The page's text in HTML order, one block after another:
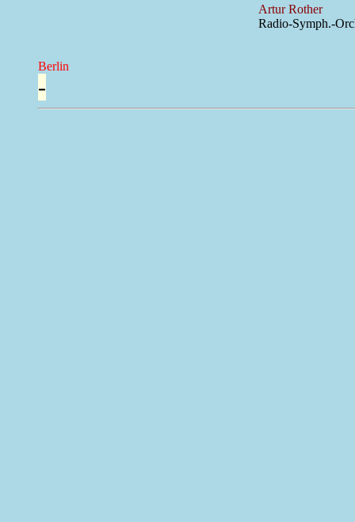
Artur Rother
Radio-Symph.-
Berlin
-